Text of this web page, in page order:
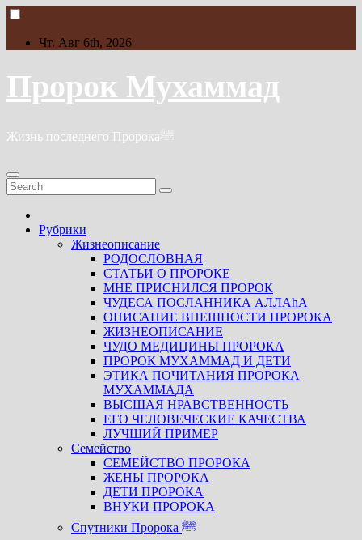
Skip
contentЧт. Авг 6th, 2026
Пророк Мухаммад
Жизнь последнего Пророкаﷺ
Рубрики
Жизнеописание
РОДОСЛОВНАЯ
СТАТЬИ О ПРОРОКЕ
МНЕ ПРИСНИЛСЯ ПРОРОК
ЧУДЕСА ПОСЛАННИКА АЛЛАhА
ОПИСАНИЕ ВНЕШНОСТИ ПРОРОКА
ЖИЗНЕОПИСАНИЕ
ЧУДО МЕДИЦИНЫ ПРОРОКА
ПРОРОК МУХАММАД И ДЕТИ
ЭТИКА ПОЧИТАНИЯ ПРОРОКА
МУХАММАДА
ВЫСШАЯ НРАВСТВЕННОСТЬ
ЕГО ЧЕЛОВЕЧЕСКИЕ КАЧЕСТВА
ЛУЧШИЙ ПРИМЕР
Семейство
СЕМЕЙСТВО ПРОРОКА
ЖЕНЫ ПРОРОКА
ДЕТИ ПРОРОКА
ВНУКИ ПРОРОКА
Спутники Пророка ﷺ